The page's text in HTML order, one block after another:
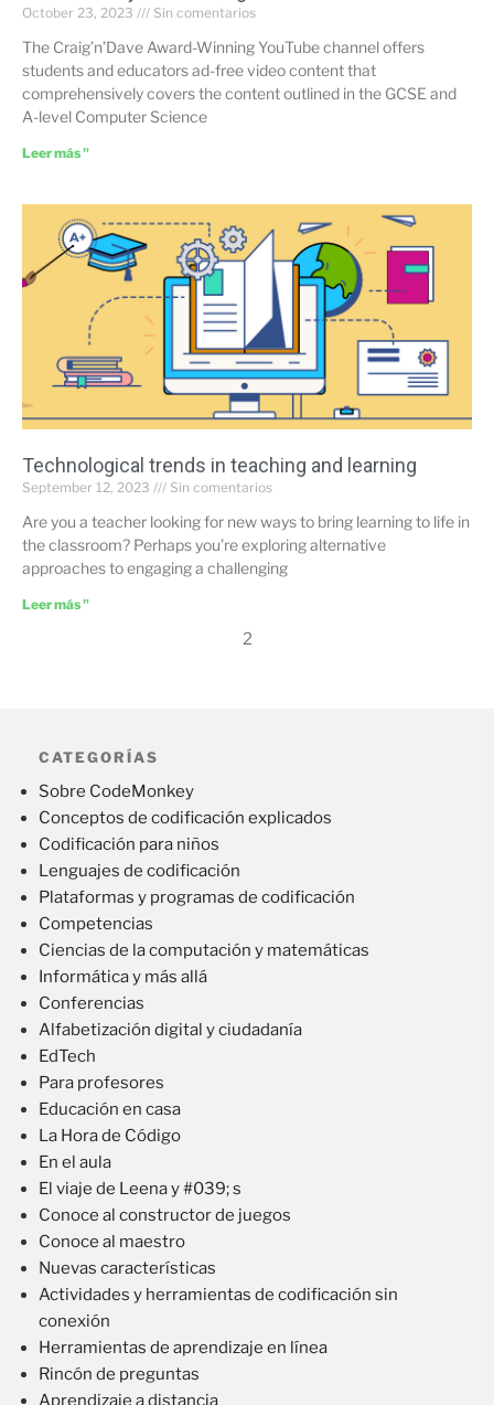
October 23, 2023 Sin comentarios
The Craig’n’Dave Award-Winning YouTube channel offers
students and educators ad-free video content that
comprehensively covers the content outlined in the GCSE and
A-level Computer Science
Leer más "
Technological trends in teaching and learning
September 12, 2023 Sin comentarios
Are you a teacher looking for new ways to bring learning to life in
the classroom? Perhaps you’re exploring alternative
approaches to engaging a challenging
Leer más "
2
CATEGORÍAS
Sobre CodeMonkey
Conceptos de codificación explicados
Codificación para niños
Lenguajes de codificación
Plataformas y programas de codificación
Competencias
Ciencias de la computación y matemáticas
Informática y más allá
Conferencias
Alfabetización digital y ciudadanía
EdTech
Para profesores
Educación en casa
La Hora de Código
En el aula
El viaje de Leena y #039; s
Conoce al constructor de juegos
Conoce al maestro
Nuevas características
Actividades y herramientas de codificación sin
conexión
Herramientas de aprendizaje en línea
Rincón de preguntas
Aprendizaje a distancia